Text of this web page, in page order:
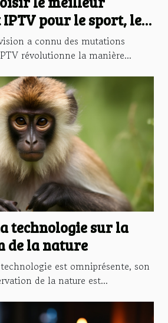
pour le sport, les
a connu des mutations
révolutionne la manière...
technologie sur la
de la nature
est omniprésente, son
de la nature est...